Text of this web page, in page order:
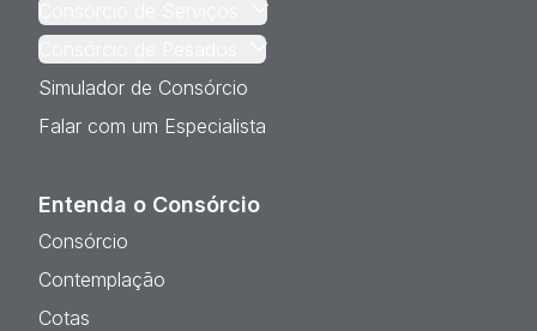
Consórcio de Serviços
Consórcio de Pesados
Simulador de Consórcio
Falar com um Especialista
Entenda o Consórcio
Consórcio
Contemplação
Cotas